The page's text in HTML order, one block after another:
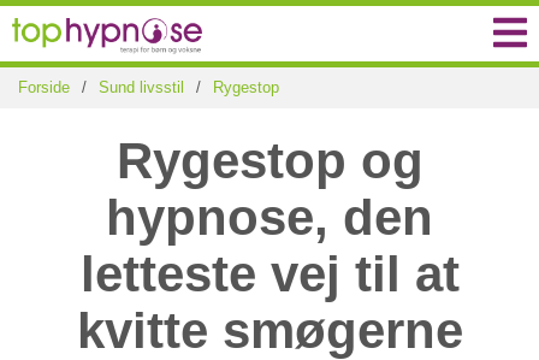
Forside / Sund livsstil / Rygestop
Rygestop og
hypnose, den
letteste vej til at
kvitte smøgerne